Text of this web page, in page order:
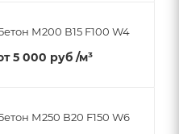
М200 В15 F100 W4
5 000 руб /м³
М250 В20 F150 W6